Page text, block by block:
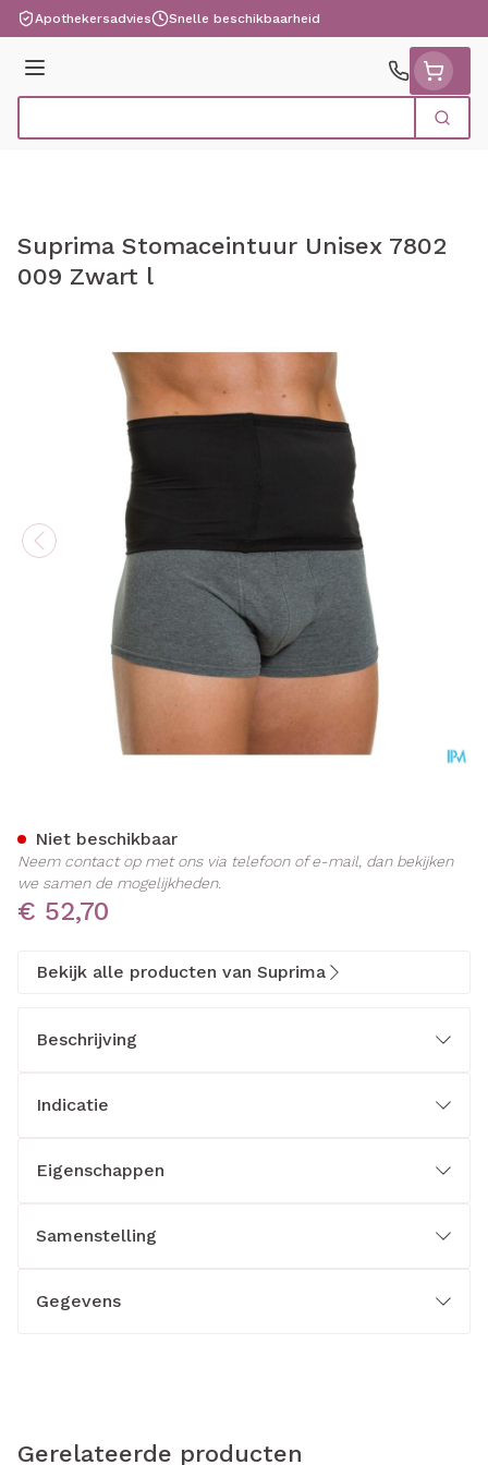
Ga naar de inhoud
Apothekersadvies Snelle beschikbaarheid
Menu
Zoek
Suprima Stomaceintuur Unisex 7802
009 Zwart l
€ 52,70
Niet beschikbaar
Neem contact op met ons via telefoon of e-mail, dan bekijken
we samen de mogelijkheden.
Bekijk alle producten van Suprima
Beschrijving
Indicatie
Eigenschappen
Samenstelling
Gegevens
Gerelateerde producten